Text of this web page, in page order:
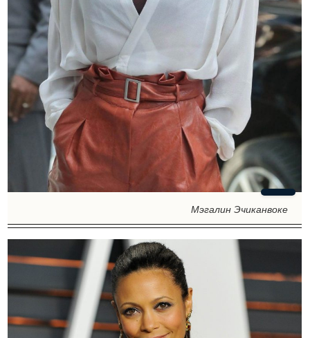
Мэгалин Эчиканвоке